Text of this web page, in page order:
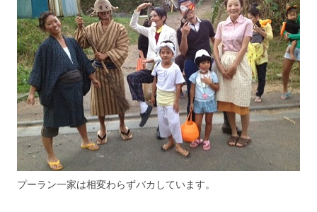
プーラン一家は相変わらずバカしています。